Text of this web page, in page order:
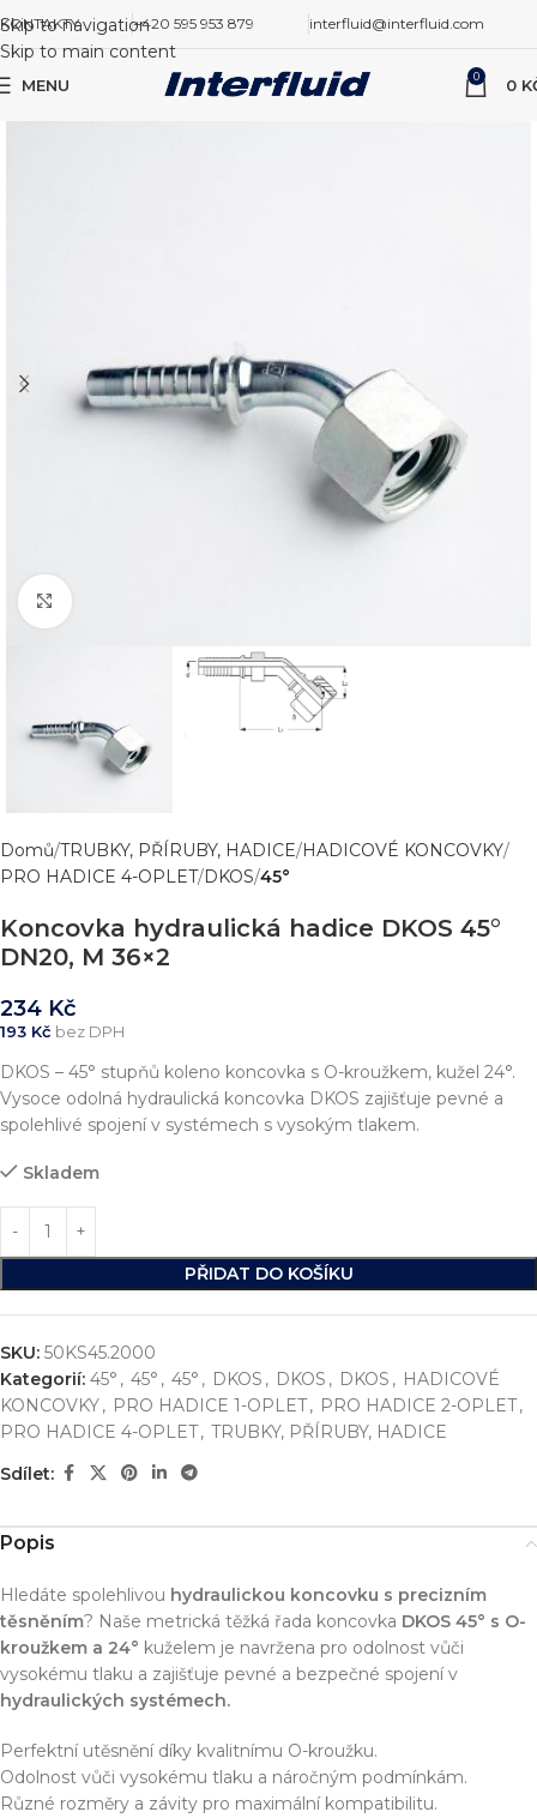
Skip to navigation
Skip to main content
KONTAKTY +420 595 953 879 interfluid@interfluid.com
MENU 0 0
Domů TRUBKY, PŘÍRUBY, HADICE HADICOVÉ KONCOVKY
PRO HADICE 4-OPLET DKOS 45°
Koncovka hydraulická hadice DKOS 45°
DN20, M 36×2
234 Kč
193 Kč bez DPH
DKOS – 45° stupňů koleno koncovka s O-kroužkem, kužel 24°.
Vysoce odolná hydraulická koncovka DKOS zajišťuje pevné a
spolehlivé spojení v systémech s vysokým tlakem.
Skladem
PŘIDAT DO KOŠÍKU
SKU: 50KS45.2000
Kategorií: 45° , 45° , 45° , DKOS , DKOS , DKOS , HADICOVÉ
KONCOVKY, PRO HADICE 1-OPLET, PRO HADICE 2-OPLET,
PRO HADICE 4-OPLET, TRUBKY, PŘÍRUBY, HADICE
Sdílet:
Popis
Hledáte spolehlivou hydraulickou koncovku s precizním
těsněním? Naše metrická těžká řada koncovka DKOS 45° s O-
kroužkem a 24° kuželem je navržena pro odolnost vůči
vysokému tlaku a zajišťuje pevné a bezpečné spojení v
hydraulických systémech.
Perfektní utěsnění díky kvalitnímu O-kroužku.
Odolnost vůči vysokému tlaku a náročným podmínkám.
Různé rozměry a závity pro maximální kompatibilitu.